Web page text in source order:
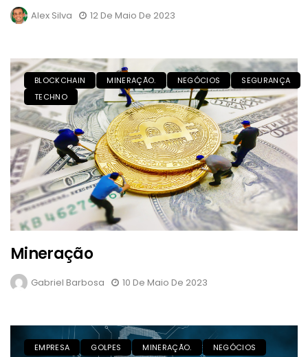
Alex Silva 12 De Maio De 2023
BLOCKCHAIN MINERAÇÃO. NEGÓCIOS
SEGURANÇA
TECHNO
Mineração
Gabriel Barbosa 10 De Maio De 2023
EMPRESA GOLPES MINERAÇÃO. NEGÓCIOS